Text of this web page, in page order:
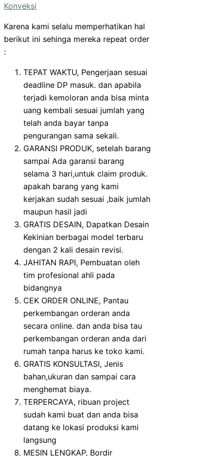
Konveksi
Karena kami selalu memperhatikan hal
berikut ini sehinga mereka repeat order
:
TEPAT WAKTU, Pengerjaan sesuai
deadline DP masuk. dan apabila
terjadi kemoloran anda bisa minta
uang kembali sesuai jumlah yang
telah anda bayar tanpa
pengurangan sama sekali.
GARANSI PRODUK, setelah barang
sampai Ada garansi barang
selama 3 hari,untuk claim produk.
apakah barang yang kami
kerjakan sudah sesuai ,baik jumlah
maupun hasil jadi
GRATIS DESAIN, Dapatkan Desain
Kekinian berbagai model terbaru
dengan 2 kali desain revisi.
JAHITAN RAPI, Pembuatan oleh
tim profesional ahli pada
bidangnya
CEK ORDER ONLINE, Pantau
perkembangan orderan anda
secara online. dan anda bisa tau
perkembangan orderan anda dari
rumah tanpa harus ke toko kami.
GRATIS KONSULTASI, Jenis
bahan,ukuran dan sampai cara
menghemat biaya.
TERPERCAYA, ribuan project
sudah kami buat dan anda bisa
datang ke lokasi produksi kami
langsung
MESIN LENGKAP, Bordir